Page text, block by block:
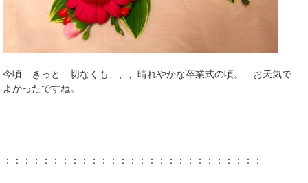
今頃 きっと 切なくも、、、晴れやかな卒業式の頃。 お天気で
よかったですね。
：：：：：：：：：：：：：：：：：：：：：：：：：：：